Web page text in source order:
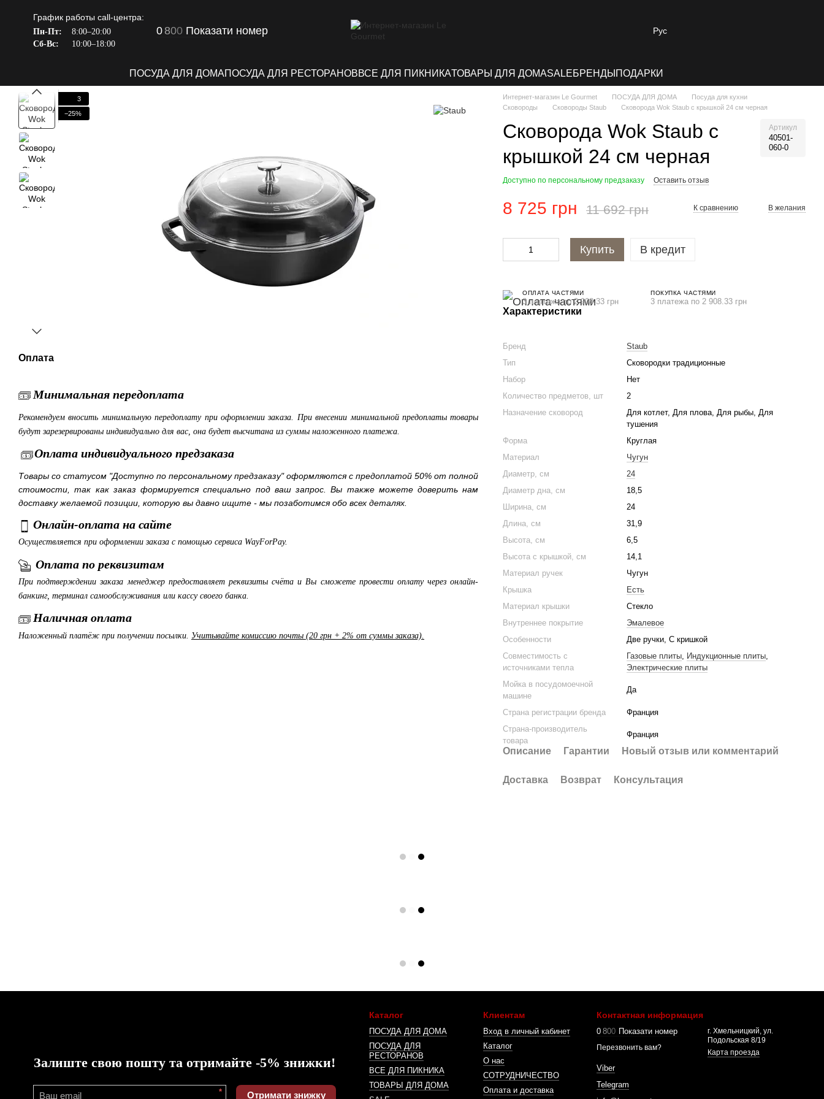
График работы call-центра:
Пн-Пт:
8:00–20:00
Сб-Вс:
10:00–18:00
0800 Показати номер Рус
ПОСУДА ДЛЯ ДОМАПОСУДА ДЛЯ РЕСТОРАНОВВСЕ ДЛЯ ПИКНИКАТОВАРЫ ДЛЯ ДОМАSALEБРЕНДЫ ПОДАРКИ
3
−25%
Оплата
Минимальная передоплата
Рекомендуем вносить минимальную передоплату при оформлении заказа. При внесении минимальной предоплаты товары
будут зарезервированы индивидуально для вас, она будет высчитана из суммы наложенного платежа.
Оплата индивидуального предзаказа
Товары со статусом "Доступно по персональному предзаказу" оформляются с предоплатой 50% от полной
стоимости, так как заказ формируется специально под ваш запрос. Вы также можете доверить нам
доставку желаемой позиции, которую вы давно ищите - мы позаботимся обо всех деталях.
Онлайн-оплата на сайте
Осуществляется при оформлении заказа с помощью сервиса WayForPay.
Оплата по реквизитам
При подтверждении заказа менеджер предоставляет реквизиты счёта и Вы сможете провести оплату через онлайн-
банкинг, терминал самообслуживания или кассу своего банка.
Наличная оплата
Наложенный платёж при получении посылки. Учитывайте комиссию почты (20 грн + 2% от суммы заказа).
Интернет-магазин Le Gourmet ПОСУДА ДЛЯ ДОМА
Посуда для кухни
Сковороды
Сковороды Staub Сковорода Wok Staub с крышкой 24 см черная
Сковорода Wok Staub с
крышкой 24 см черная
Артикул
40501-
060-0
Доступно по персональному предзаказу Оставить отзыв
8 725 грн 11 692 грн К сравнению В желания
Купить В кредит
ОПЛАТА ЧАСТЯМИ
3 платежа по 2 908.33 грн
ПОКУПКА ЧАСТЯМИ
3 платежа по 2 908.33 грн
Характеристики
Бренд
Staub
Тип
Сковородки традиционные
Набор
Нет
Количество предметов, шт
2
Назначение сковород
Для котлет, Для плова, Для рыбы, Для
тушения
Форма
Круглая
Материал
Чугун
Диаметр, см
24
Диаметр дна, см
18,5
Ширина, см
24
Длина, см
31,9
Высота, см
6,5
Высота с крышкой, см
14,1
Материал ручек
Чугун
Крышка
Есть
Материал крышки
Стекло
Внутреннее покрытие
Эмалевое
Особенности
Две ручки, С кришкой
Совместимость с
источниками тепла
Газовые плиты, Индукционные плиты,
Электрические плиты
Мойка в посудомоечной
машине
Да
Страна регистрации бренда
Франция
Страна-производитель
товара
Франция
Описание Гарантии Новый отзыв или комментарий
Доставка Возврат Консультация
Залиште свою пошту та отримайте -5% знижки!
* Отримати знижку
Каталог
ПОСУДА ДЛЯ ДОМА
ПОСУДА ДЛЯ
РЕСТОРАНОВ
ВСЕ ДЛЯ ПИКНИКА
ТОВАРЫ ДЛЯ ДОМА
Клиентам
Вход в личный кабинет
Каталог
О нас
СОТРУДНИЧЕСТВО
Оплата и доставка
Контактная информация
0 800 Показати номер
Перезвонить вам?
Viber
Telegram
г. Хмельницкий, ул.
Подольская 8/19
Карта проезда